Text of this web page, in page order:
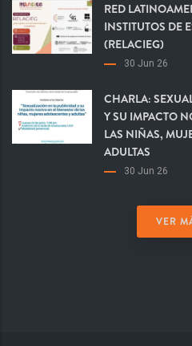
RED
INSTITUTOS DE
(RELACIEG)
30 Jun 26
CHARLA:
Y SU IMPACTO
LAS NIÑAS,
ADULTAS
30 Jun 26
VER